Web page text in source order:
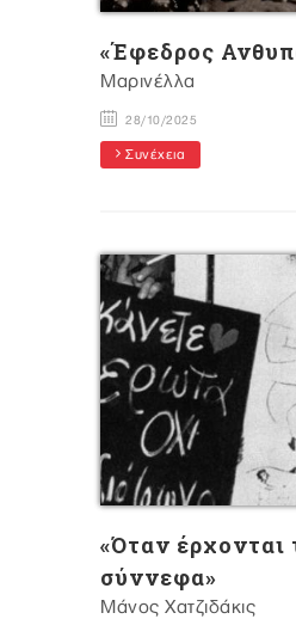
«Έφεδρος
Μαρινέλλα
28/10/2025
Συνέχεια
«Όταν έρχονται
σύννεφα»
Μάνος Χατζιδάκις